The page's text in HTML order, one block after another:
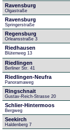
Ravensburg
Olgastraße
Ravensburg
Springerstraße
Regensburg
Orleansstraße 3
Riedhausen
Blütenweg 13
Riedlingen
Berliner Str. 41
Riedlingen-Neufra
Panoramaweg
Ringschnait
Gustav-Reich-Strasse 20
Schlier-Hintermoos
Bergweg
Seekirch
Haldenberg 7